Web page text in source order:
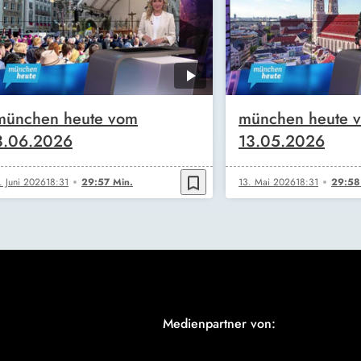
heute vom
Juni 202618:31 29:57 Min. bookmark_border
münchen heute
13.05.2026
13. Mai 202618:31
Medienpartner von: